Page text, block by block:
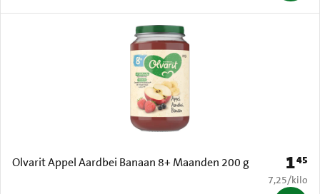
Olvarit Appel Aardbei Banaan 8+ Maanden 200 g Prijs:
145
€ 7,25 per
7,25/kilo